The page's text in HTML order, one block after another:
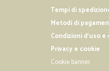
Tempi di
Metodi di
Condizioni d'uso e
Privacy e cookie
Cookie banner